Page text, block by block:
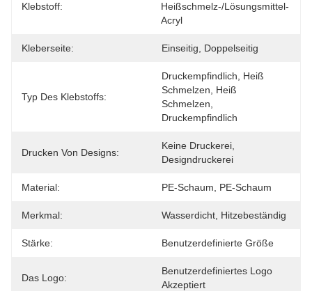
Klebstoff:
Heißschmelz-/Lösungsmittel-
Acryl
Kleberseite: Einseitig, Doppelseitig
Typ Des Klebstoffs:
Druckempfindlich, Heiß
Schmelzen, Heiß
Schmelzen,
Druckempfindlich
Drucken Von Designs:
Keine Druckerei,
Designdruckerei
Material: PE-Schaum, PE-Schaum
Merkmal: Wasserdicht, Hitzebeständig
Stärke: Benutzerdefinierte Größe
Das Logo:
Benutzerdefiniertes Logo
Akzeptiert